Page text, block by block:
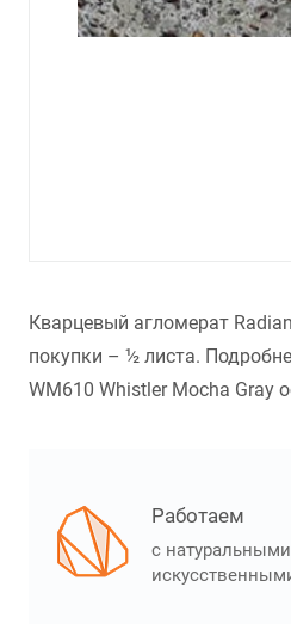
Кварцевый агломерат
покупки – ½ листа.
WM610 Whistler Mocha Gray
Работаем
с